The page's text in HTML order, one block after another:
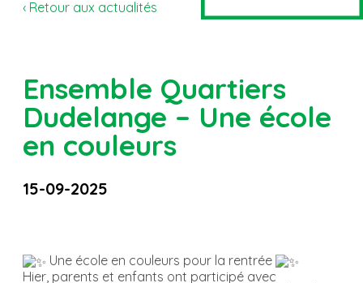
‹ Retour aux actualités
Ensemble Quartiers
Dudelange – Une école
en couleurs
15-09-2025
Une école en couleurs pour la rentrée
Hier, parents et enfants ont participé avec